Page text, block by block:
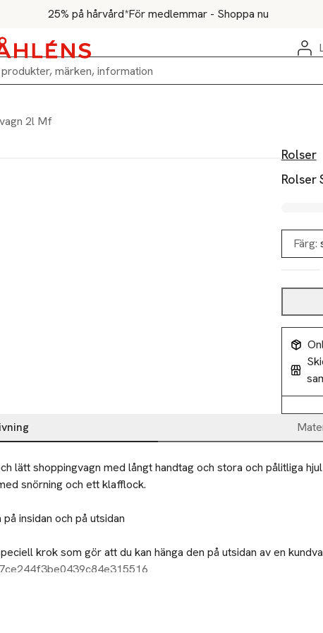
25% på hårvård*För medlemmar - Shoppa nu
2l Mf
Rolser
Rolser
Färg:
lätt shoppingvagn med långt handtag och stora och pålitliga hjul
snörning och ett klafflock.
insidan och på utsidan
krok som gör att du kan hänga den på utsidan av en